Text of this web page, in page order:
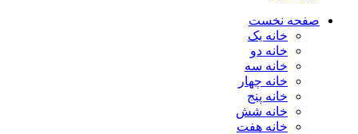
صفحه نخست
خانه یک
خانه دو
خانه سه
خانه چهار
خانه پنج
خانه شش
خانه هفت